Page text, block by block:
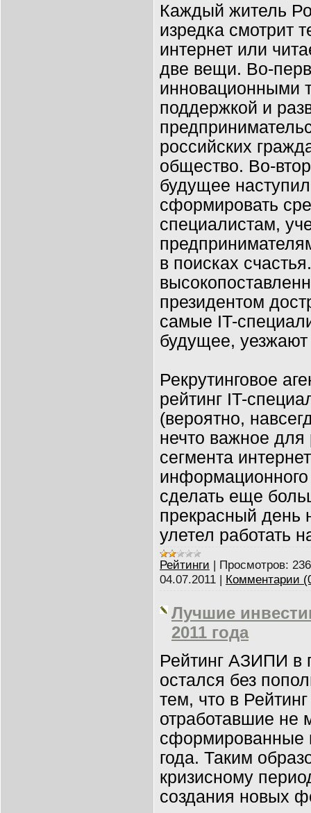
Каждый житель
изредка смотрит
интернет или
две вещи. Во-
инновационными
поддержкой и
российских
общество. Во-
будущее
сформировать
специалистам,
в поисках
президентом
самые IT-
будущее,
Рекрутинговое
рейтинг IT-
(вероятно,
нечто важное для
сегмента
сделать еще
прекрасный день
улетел работать
Рейтинги | Просмотров:
04.07.2011 | Комментарии
Лучшие
2011 года
Рейтинг АЗИПИ
остался без
тем, что в
отработавшие не
сформированные
года. Таким
кризисному
создания новых